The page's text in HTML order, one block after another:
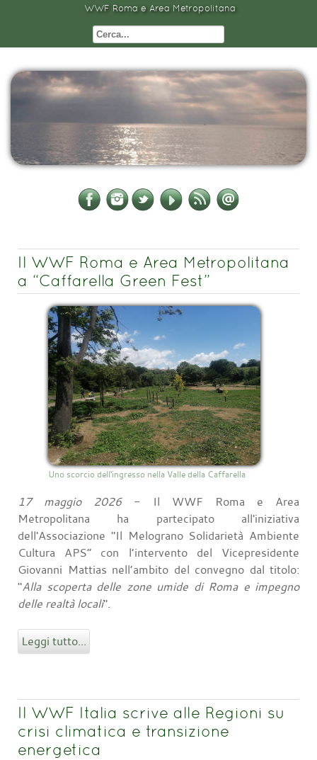
WWF Roma e Area Metropolitana
Il WWF Roma e Area Metropolitana
a “Caffarella Green Fest”
Uno scorcio dell'ingresso nella Valle della Caffarella
17 maggio 2026- Il WWF Roma e Area
Metropolitana ha partecipato all'iniziativa
dell'Associazione "Il Melograno Solidarietà Ambiente
Cultura APS” con l’intervento del Vicepresidente
Giovanni Mattias nell’ambito del convegno dal titolo:
"Alla scoperta delle zone umide di Roma e impegno
delle realtà locali".
Leggi tutto...
Il WWF Italia scrive alle Regioni su
crisi climatica e transizione
energetica